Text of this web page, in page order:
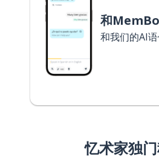
和
和我们的AI
忆术家独